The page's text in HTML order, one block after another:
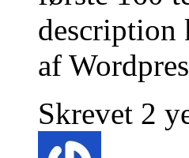
description
af
Skrevet 2